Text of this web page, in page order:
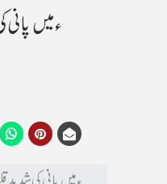
2050ء میں